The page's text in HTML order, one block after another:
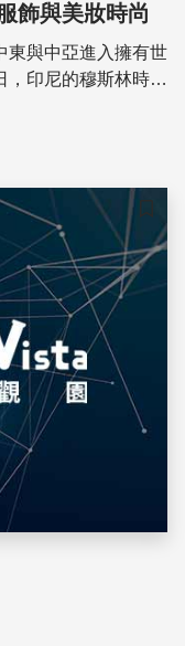
飾與美妝時尚
東與中亞進入擁有世
，印尼的穆斯林時尚
儲存